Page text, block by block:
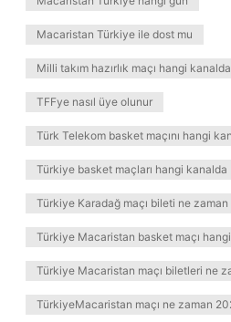
Macaristan Türkiye ile dost mu
Milli takım hazırlık maçı hangi kanalda
TFFye nasıl üye olunur
Türk Telekom basket maçını hangi
Türkiye basket maçları hangi kanalda
Türkiye Karadağ maçı bileti ne zaman
Türkiye Macaristan basket maçı
Türkiye Macaristan maçı biletleri ne
TürkiyeMacaristan maçı ne zaman